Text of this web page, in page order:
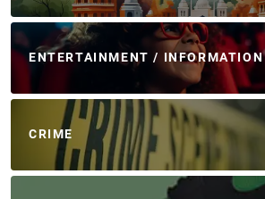
ENTERTAINMENT / INFORMATION
CRIME